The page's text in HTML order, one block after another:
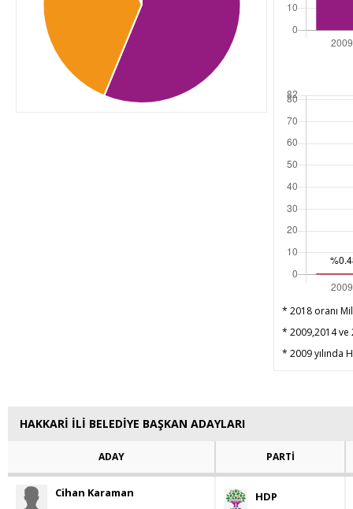
* 2018 oranı
* 2009,2014 ve
* 2009 yılında
HAKKARİ İLİ BELEDİYE BAŞKAN ADAYLARI
ADAY PARTİ
Cihan Karaman HDP